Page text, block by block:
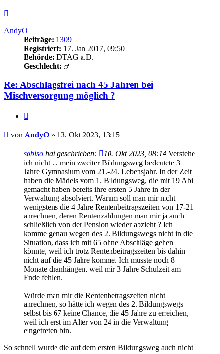
AndyO
Beiträge: 1309
Registriert: 17. Jan 2017, 09:50
Behörde: DTAG a.D.
Geschlecht:
Re: Abschlagsfrei nach 45 Jahren bei
Mischversorgung möglich ?
Beitrag
von AndyO » 13. Okt 2023, 13:15
sobiso hat geschrieben: 10. Okt 2023, 08:14 Verstehe
ich nicht ... mein zweiter Bildungsweg bedeutete 3
Jahre Gymnasium vom 21.-24. Lebensjahr. In der Zeit
haben die Mädels vom 1. Bildungsweg, die mit 19 Abi
gemacht haben bereits ihre ersten 5 Jahre in der
Verwaltung absolviert. Warum soll man mir nicht
wenigstens die 4 Jahre Rentenbeitragszeiten von 17-21
anrechnen, deren Rentenzahlungen man mir ja auch
schließlich von der Pension wieder abzieht ? Ich
komme genau wegen des 2. Bildungswegs nicht in die
Situation, dass ich mit 65 ohne Abschläge gehen
könnte, weil ich trotz Rentenbeitragszeiten bis dahin
nicht auf die 45 Jahre komme. Ich müsste noch 8
Monate dranhängen, weil mir 3 Jahre Schulzeit am
Ende fehlen.
Würde man mir die Rentenbetragszeiten nicht
anrechnen, so hätte ich wegen des 2. Bildungswegs
selbst bis 67 keine Chance, die 45 Jahre zu erreichen,
weil ich erst im Alter von 24 in die Verwaltung
eingetreten bin.
So schnell wurde die auf dem ersten Bildungsweg auch nicht